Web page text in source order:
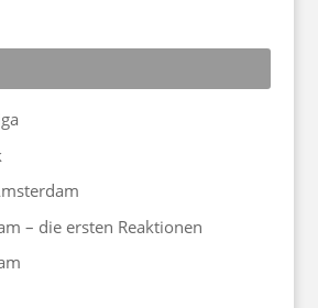
– die ersten Reaktionen